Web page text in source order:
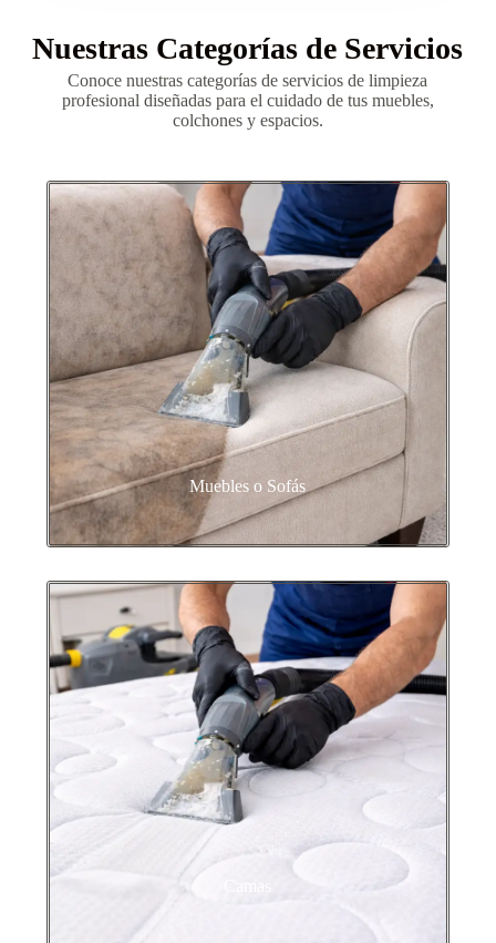
Nuestras Categorías de Servicios
Conoce nuestras categorías de servicios de limpieza
profesional diseñadas para el cuidado de tus muebles,
colchones y espacios.
Muebles o Sofás